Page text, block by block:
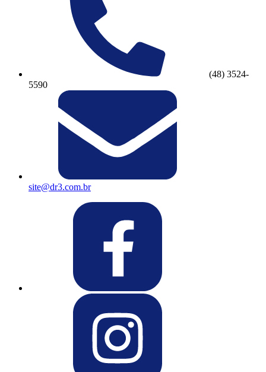
(48) 3524-
5590
site@dr3.com.br